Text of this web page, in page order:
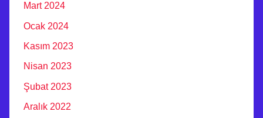
Mart 2024
Ocak 2024
Kasım 2023
Nisan 2023
Şubat 2023
Aralık 2022